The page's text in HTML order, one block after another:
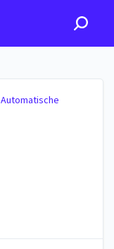
Automatische